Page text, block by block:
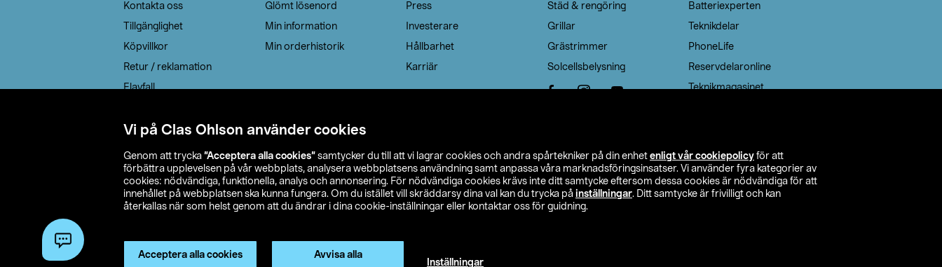
Vi på Clas Ohlson använder cookies
Genom att trycka ”Acceptera alla cookies” samtycker du till att vi lagrar cookies och andra spårtekniker på din enhet enligt vår cookiepolicy för att
förbättra upplevelsen på vår webbplats, analysera webbplatsens användning samt anpassa våra marknadsföringsinsatser. Vi använder fyra kategorier av
cookies: nödvändiga, funktionella, analys och annonsering. För nödvändiga cookies krävs inte ditt samtycke eftersom dessa cookies är nödvändiga för att
innehållet på webbplatsen ska kunna fungera. Om du istället vill skräddarsy dina val kan du trycka på inställningar. Ditt samtycke är frivilligt och kan
återkallas när som helst genom att du ändrar i dina cookie-inställningar eller kontaktar oss för guidning.
Acceptera alla cookies Avvisa alla
Inställningar
Kontakta oss
Tillgänglighet
Köpvillkor
Retur / reklamation
Elavfall
Leveransalternativ
Glömt lösenord
Min information
Min orderhistorik
Press
Investerare
Hållbarhet
Karriär
Städ & rengöring
Grillar
Grästrimmer
Solcellsbelysning
Batteriexperten
Teknikdelar
PhoneLife
Reservdelaronline
Teknikmagasinet